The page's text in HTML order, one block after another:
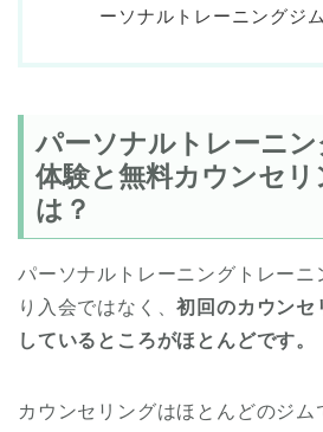
ーソナルトレーニングジ
パーソナルトレーニ
体験と無料カウンセリ
は？
パーソナルトレーニングトレーニ
り入会ではなく、初回のカウンセ
しているところがほとんどです。
カウンセリングはほとんどのジム